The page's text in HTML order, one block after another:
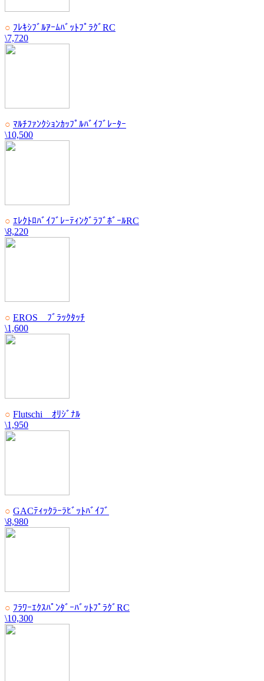
○ ﾌﾚｷｼﾌﾞﾙｱｰﾑﾊﾞｯﾄﾌﾟﾗｸﾞRC
\7,720
○ ﾏﾙﾁﾌｧﾝｸｼｮﾝｶｯﾌﾟﾙﾊﾞｲﾌﾞﾚｰﾀｰ
\10,500
○ ｴﾚｸﾄﾛﾊﾞｲﾌﾞﾚｰﾃｨﾝｸﾞﾗﾌﾞﾎﾞｰﾙRC
\8,220
○ EROS ﾌﾞﾗｯｸﾀｯﾁ
\1,600
○ Flutschi ｵﾘｼﾞﾅﾙ
\1,950
○ GACﾃｨｯｸﾗｰﾗﾋﾞｯﾄﾊﾞｲﾌﾞ
\8,980
○ ﾌﾗﾜｰｴｸｽﾊﾟﾝﾀﾞｰﾊﾞｯﾄﾌﾟﾗｸﾞRC
\10,300